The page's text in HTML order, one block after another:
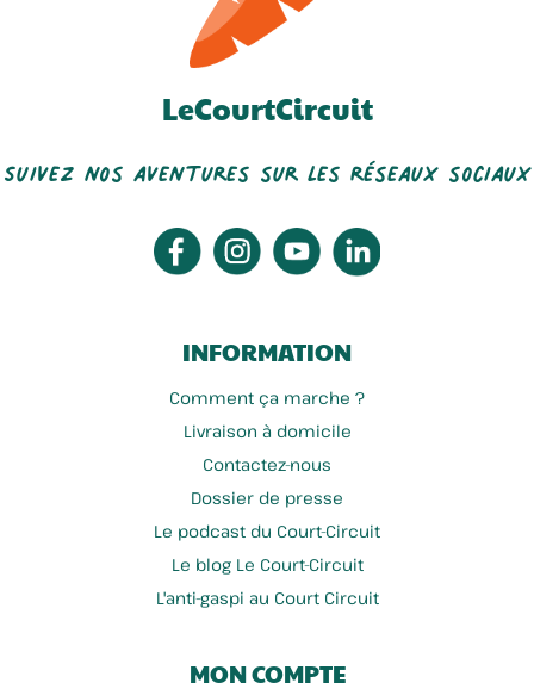
LeCourtCircuit
Suivez nos aventures sur les réseaux sociaux
INFORMATION
Comment ça marche ?
Livraison à domicile
Contactez-nous
Dossier de presse
Le podcast du Court-Circuit
Le blog Le Court-Circuit
L'anti-gaspi au Court Circuit
MON COMPTE